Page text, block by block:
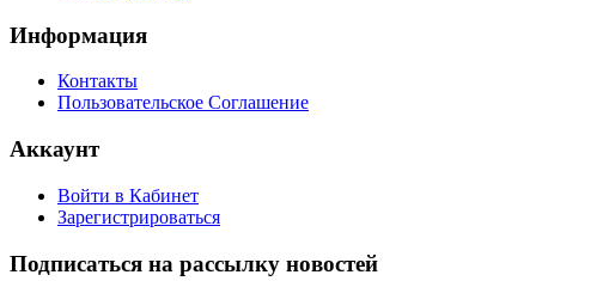
Информация
Контакты
Пользовательское Соглашение
Аккаунт
Войти в Кабинет
Зарегистрироваться
Подписаться на рассылку новостей